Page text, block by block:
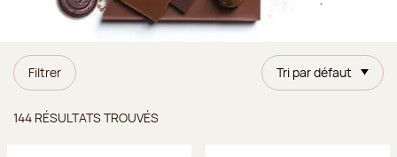
Filtrer Tri par défaut
144 RÉSULTATS TROUVÉS